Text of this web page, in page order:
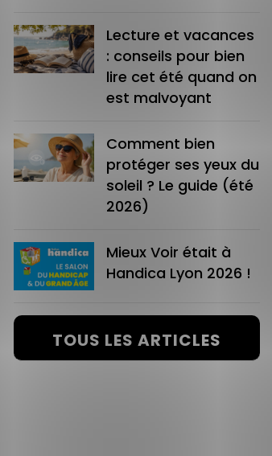
Lecture et vacances
: conseils pour bien
lire cet été quand on
est malvoyant
Comment bien
protéger ses yeux du
soleil ? Le guide (été
2026)
Mieux Voir était à
Handica Lyon 2026 !
TOUS LES ARTICLES